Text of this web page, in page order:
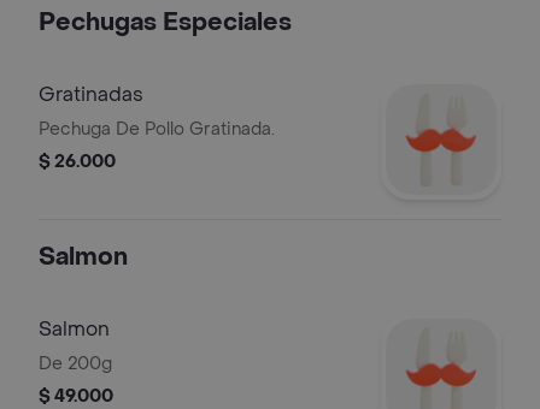
Pechugas Especiales
Gratinadas
Pechuga De Pollo Gratinada.
$ 26.000
Salmon
Salmon
De 200g
$ 49.000